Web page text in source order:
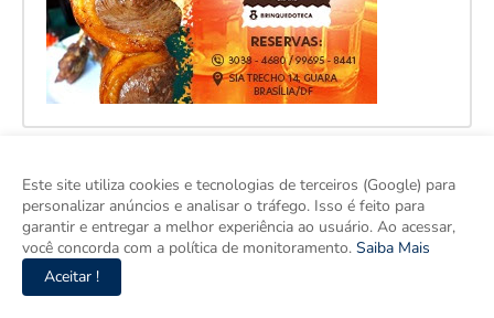
Este site utiliza cookies e tecnologias de terceiros (Google) para
personalizar anúncios e analisar o tráfego. Isso é feito para
garantir e entregar a melhor experiência ao usuário. Ao acessar,
você concorda com a política de monitoramento. Saiba Mais
Aceitar !